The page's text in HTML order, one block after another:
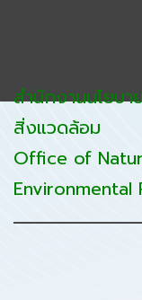
สำนักงานนโยบา
สิ่งแวดล้อม
Office of
Environmental